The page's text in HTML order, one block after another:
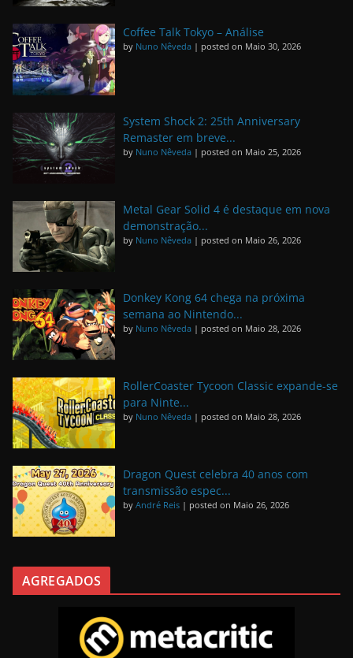
Coffee Talk Tokyo – Análise
by Nuno Nêveda | posted on Maio 30, 2026
System Shock 2: 25th Anniversary
Remaster em breve...
by Nuno Nêveda | posted on Maio 25, 2026
Metal Gear Solid 4 é destaque em nova
demonstração...
by Nuno Nêveda | posted on Maio 26, 2026
Donkey Kong 64 chega na próxima
semana ao Nintendo...
by Nuno Nêveda | posted on Maio 28, 2026
RollerCoaster Tycoon Classic expande-se
para Ninte...
by Nuno Nêveda | posted on Maio 28, 2026
Dragon Quest celebra 40 anos com
transmissão espec...
by André Reis | posted on Maio 26, 2026
AGREGADOS